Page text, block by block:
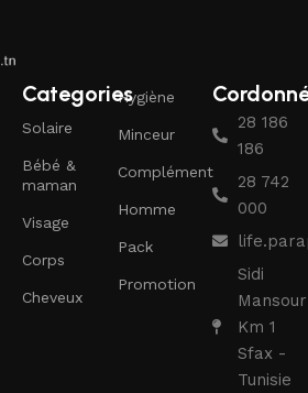
Categories
Solaire
Bébé &
maman
Visage
Corps
Cheveux
Hygiène
Minceur
Complément
Homme
Pack
Promotion
28 186
186
28 742
000
Sidi
Mansour
Km 1
Sfax -
Tunisie